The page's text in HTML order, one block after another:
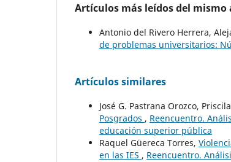
Artículos más leídos del
Antonio del Rivero Herrera,
de problemas universitarios:
Artículos similares
José G. Pastrana Orozco,
Posgrados , Reencuentro.
educación superior pública
Raquel Güereca Torres,
en las IES , Reencuentro.